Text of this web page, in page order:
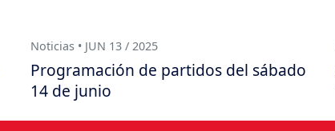
Noticias • JUN 13 / 2025
Programación de partidos del sábado
14 de junio